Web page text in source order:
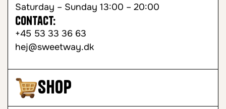
Shop
Saturday – Sunday 13:00 – 20:00
Contact:
+45 53 33 36 63
hej@sweetway.dk